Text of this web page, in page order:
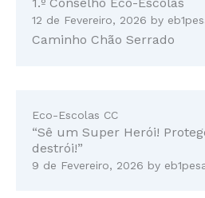
12 de Fevereiro, 2026 by
Caminho Chão Serrado
Eco-Escolas CC
“Sê um Super Herói!
destrói!”
9 de Fevereiro, 2026 by